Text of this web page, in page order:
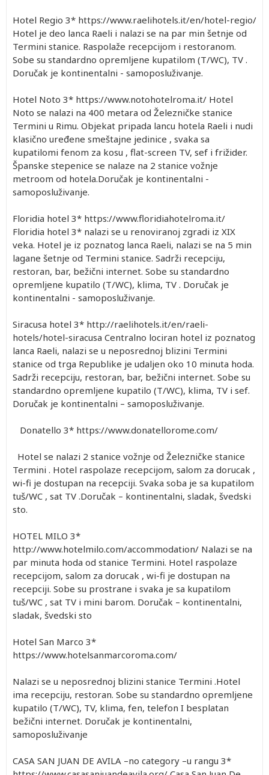
Hotel Regio 3* https://www.raelihotels.it/en/hotel-regio/
Hotel je deo lanca Raeli i nalazi se na par min šetnje od
Termini stanice. Raspolaže recepcijom i restoranom.
Sobe su standardno opremljene kupatilom (T/WC), TV .
Doručak je kontinentalni - samoposluživanje.
Hotel Noto 3* https://www.notohotelroma.it/ Hotel
Noto se nalazi na 400 metara od Železničke stanice
Termini u Rimu. Objekat pripada lancu hotela Raeli i nudi
klasično uređene smeštajne jedinice , svaka sa
kupatilomi fenom za kosu , flat-screen TV, sef i frižider.
Španske stepenice se nalaze na 2 stanice vožnje
metroom od hotela.Doručak je kontinentalni -
samoposluživanje.
Floridia hotel 3* https://www.floridiahotelroma.it/
Floridia hotel 3* nalazi se u renoviranoj zgradi iz XIX
veka. Hotel je iz poznatog lanca Raeli, nalazi se na 5 min
lagane šetnje od Termini stanice. Sadrži recepciju,
restoran, bar, bežični internet. Sobe su standardno
opremljene kupatilo (T/WC), klima, TV . Doručak je
kontinentalni - samoposluživanje.
Siracusa hotel 3* http://raelihotels.it/en/raeli-
hotels/hotel-siracusa Centralno lociran hotel iz poznatog
lanca Raeli, nalazi se u neposrednoj blizini Termini
stanice od trga Republike je udaljen oko 10 minuta hoda.
Sadrži recepciju, restoran, bar, bežični internet. Sobe su
standardno opremljene kupatilo (T/WC), klima, TV i sef.
Doručak je kontinentalni – samoposluživanje.
Donatello 3* https://www.donatellorome.com/
Hotel se nalazi 2 stanice vožnje od Železničke stanice
Termini . Hotel raspolaze recepcijom, salom za dorucak ,
wi-fi je dostupan na recepciji. Svaka soba je sa kupatilom
tuš/WC , sat TV .Doručak – kontinentalni, sladak, švedski
sto.
HOTEL MILO 3*
http://www.hotelmilo.com/accommodation/ Nalazi se na
par minuta hoda od stanice Termini. Hotel raspolaze
recepcijom, salom za dorucak , wi-fi je dostupan na
recepciji. Sobe su prostrane i svaka je sa kupatilom
tuš/WC , sat TV i mini barom. Doručak – kontinentalni,
sladak, švedski sto
Hotel San Marco 3*
https://www.hotelsanmarcoroma.com/
Nalazi se u neposrednoj blizini stanice Termini .Hotel
ima recepciju, restoran. Sobe su standardno opremljene
kupatilo (T/WC), TV, klima, fen, telefon I besplatan
bežični internet. Doručak je kontinentalni,
samoposluživanje
CASA SAN JUAN DE AVILA –no category –u rangu 3*